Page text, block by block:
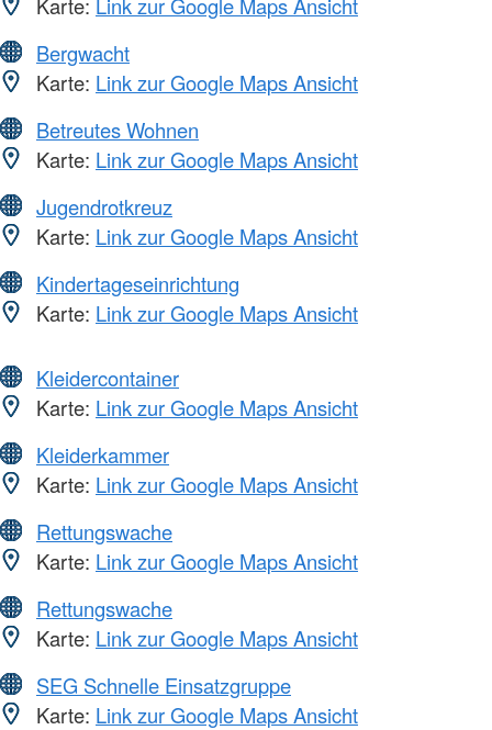
Bergwacht
Karte: Link zur Google Maps Ansicht
Betreutes Wohnen
Karte: Link zur Google Maps Ansicht
Jugendrotkreuz
Karte: Link zur Google Maps Ansicht
Kindertageseinrichtung
Karte: Link zur Google Maps Ansicht
Kleidercontainer
Karte: Link zur Google Maps Ansicht
Kleiderkammer
Karte: Link zur Google Maps Ansicht
Rettungswache
Karte: Link zur Google Maps Ansicht
Rettungswache
Karte: Link zur Google Maps Ansicht
SEG Schnelle Einsatzgruppe
Karte: Link zur Google Maps Ansicht